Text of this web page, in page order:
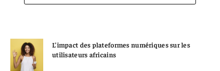
L’impact des plateformes numériques sur les
utilisateurs africains